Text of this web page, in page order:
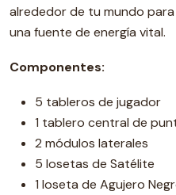
alrededor de tu mundo
una fuente de energía vital.
Componentes:
5 tableros de jugador
1 tablero central de
2 módulos laterales
5 losetas de Satélite
1 loseta de Agujero